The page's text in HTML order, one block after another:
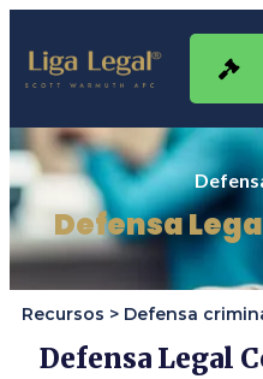
Nota:
sitio
web
sistema
de
accesibilidad.
Defensa
Recursos > Defensa
Defensa Legal